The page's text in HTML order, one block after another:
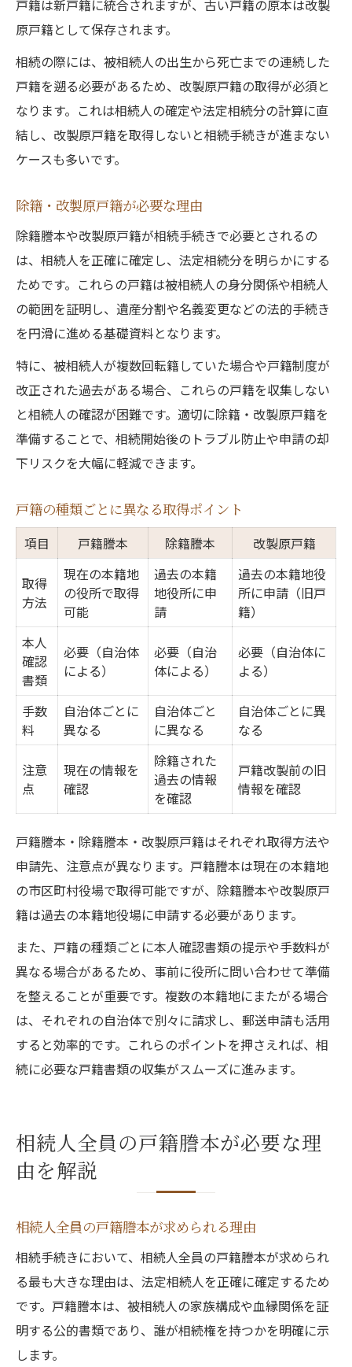
戸籍は新戸籍に統合されますが、古い戸籍の原本は改製
原戸籍として保存されます。
相続の際には、被相続人の出生から死亡までの連続した
戸籍を遡る必要があるため、改製原戸籍の取得が必須と
なります。これは相続人の確定や法定相続分の計算に直
結し、改製原戸籍を取得しないと相続手続きが進まない
ケースも多いです。
除籍・改製原戸籍が必要な理由
除籍謄本や改製原戸籍が相続手続きで必要とされるの
は、相続人を正確に確定し、法定相続分を明らかにする
ためです。これらの戸籍は被相続人の身分関係や相続人
の範囲を証明し、遺産分割や名義変更などの法的手続き
を円滑に進める基礎資料となります。
特に、被相続人が複数回転籍していた場合や戸籍制度が
改正された過去がある場合、これらの戸籍を収集しない
と相続人の確認が困難です。適切に除籍・改製原戸籍を
準備することで、相続開始後のトラブル防止や申請の却
下リスクを大幅に軽減できます。
戸籍の種類ごとに異なる取得ポイント
項目 戸籍謄本 除籍謄本 改製原戸籍
取得
方法
現在の本籍地
の役所で取得
可能
過去の本籍
地役所に申
請
過去の本籍地役
所に申請（旧戸
籍）
本人
確認
書類
必要（自治体
による）
必要（自治
体による）
必要（自治体に
よる）
手数
料
自治体ごとに
異なる
自治体ごと
に異なる
自治体ごとに異
なる
注意
点
現在の情報を
確認
除籍された
過去の情報
を確認
戸籍改製前の旧
情報を確認
戸籍謄本・除籍謄本・改製原戸籍はそれぞれ取得方法や
申請先、注意点が異なります。戸籍謄本は現在の本籍地
の市区町村役場で取得可能ですが、除籍謄本や改製原戸
籍は過去の本籍地役場に申請する必要があります。
また、戸籍の種類ごとに本人確認書類の提示や手数料が
異なる場合があるため、事前に役所に問い合わせて準備
を整えることが重要です。複数の本籍地にまたがる場合
は、それぞれの自治体で別々に請求し、郵送申請も活用
すると効率的です。これらのポイントを押さえれば、相
続に必要な戸籍書類の収集がスムーズに進みます。
相続人全員の戸籍謄本が必要な理
由を解説
相続人全員の戸籍謄本が求められる理由
相続手続きにおいて、相続人全員の戸籍謄本が求められ
る最も大きな理由は、法定相続人を正確に確定するため
です。戸籍謄本は、被相続人の家族構成や血縁関係を証
明する公的書類であり、誰が相続権を持つかを明確に示
します。